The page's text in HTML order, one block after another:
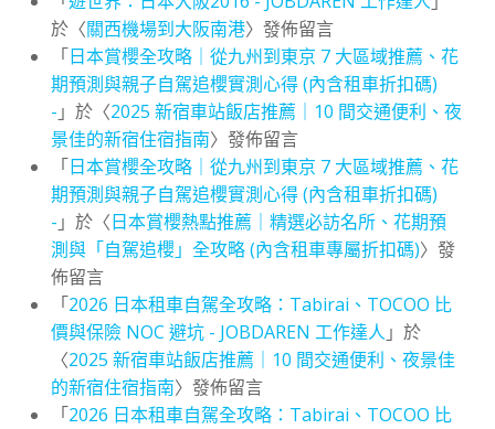
於〈關西機場到大阪南港〉發佈留言
「日本賞櫻全攻略｜從九州到東京 7 大區域推薦、花
期預測與親子自駕追櫻實測心得 (內含租車折扣碼)
- 」於〈2025 新宿車站飯店推薦｜10 間交通便利、夜
景佳的新宿住宿指南〉發佈留言
「日本賞櫻全攻略｜從九州到東京 7 大區域推薦、花
期預測與親子自駕追櫻實測心得 (內含租車折扣碼)
- 」於〈日本賞櫻熱點推薦｜精選必訪名所、花期預
測與「自駕追櫻」全攻略 (內含租車專屬折扣碼)〉發
佈留言
「2026 日本租車自駕全攻略：Tabirai、TOCOO 比
價與保險 NOC 避坑 - JOBDAREN 工作達人 」於
〈2025 新宿車站飯店推薦｜10 間交通便利、夜景佳
的新宿住宿指南〉發佈留言
「2026 日本租車自駕全攻略：Tabirai、TOCOO 比